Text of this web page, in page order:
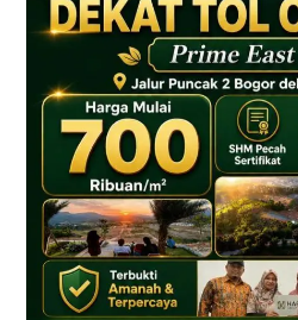
Prime
East
Lokasi
Dekat
Tol
Citeureup